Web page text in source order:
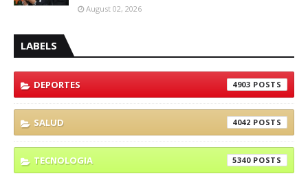
August 02, 2026
LABELS
DEPORTES 4903
SALUD 4042
TECNOLOGIA 5340